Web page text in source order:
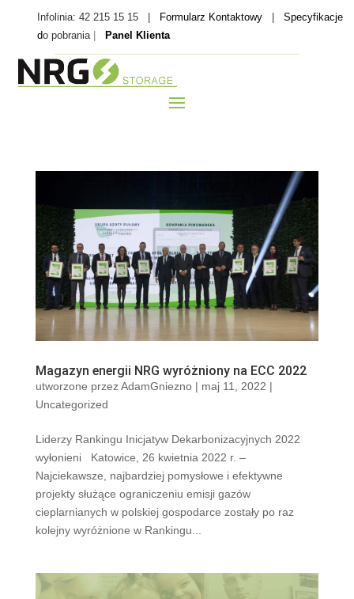
Infolinia: 42 215 15 15 | Formularz Kontaktowy
Specyfikacje
do pobrania Panel Klienta
Magazyn energii NRG wyróżniony na ECC 2022
utworzone przezAdamGniezno| maj 11, 2022 |
Uncategorized
Liderzy Rankingu Inicjatyw Dekarbonizacyjnych 2022
wyłonieni Katowice, 26 kwietnia 2022 r. –
Najciekawsze, najbardziej pomysłowe i efektywne
projekty służące ograniczeniu emisji gazów
cieplarnianych w polskiej gospodarce zostały po raz
kolejny wyróżnione w Rankingu...